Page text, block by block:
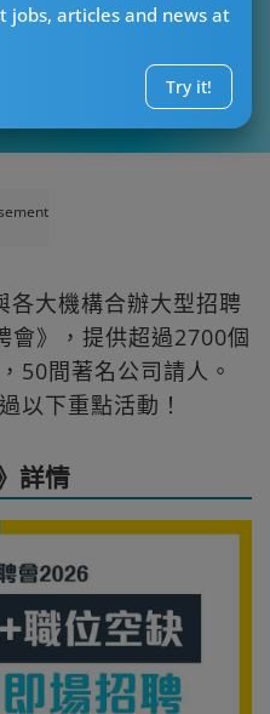
jobs, articles and news at
Try it!
各大機構合辦大型招聘
》，提供超過2700個
50間著名公司請人。
以下重點活動！
詳情